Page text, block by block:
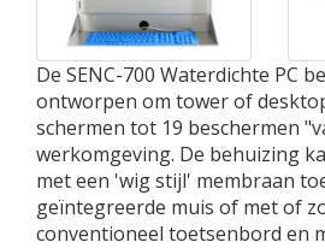
De SENC-700 Waterdichte PC
ontworpen om tower of
schermen tot 19 beschermen
werkomgeving. De behuizing
met een 'wig stijl' membraan
geïntegreerde muis of met of
conventioneel toetsenbord en